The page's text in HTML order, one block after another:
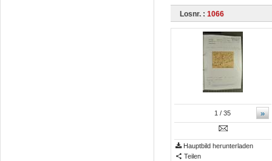
Losnr. : 1066
»
1 / 35
Hauptbild herunterladen
Teilen